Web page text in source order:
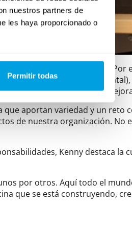
nuestros partners de
les haya proporcionado o
Permitir todas
y capacidad analítica.
de gestión
control, documentación y
aportan variedad y un reto
de nuestra organización.
Kenny destaca la
por otros. Aquí todo el
que se está construyendo,